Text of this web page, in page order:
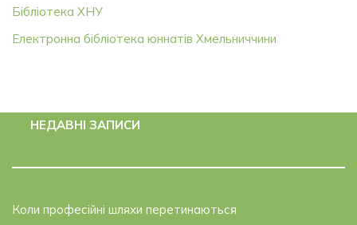
Бібліотека ХНУ
Електронна бібліотека юннатів Хмельниччини
НЕДАВНІ ЗАПИСИ
Коли професійні шляхи перетинаються